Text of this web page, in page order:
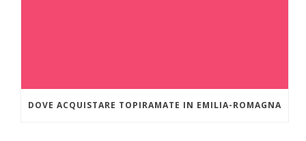
DOVE ACQUISTARE TOPIRAMATE IN EMILIA-ROMAGNA